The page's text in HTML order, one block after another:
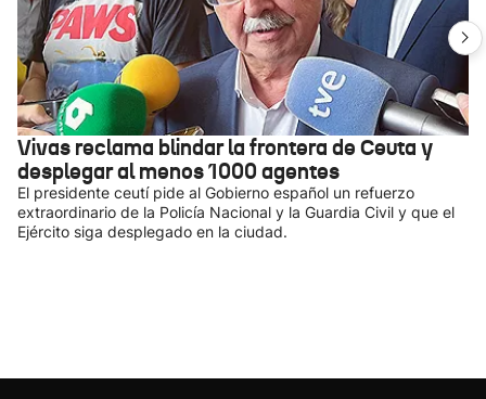
Vivas reclama blindar la frontera de Ceuta y
desplegar al menos 1000 agentes
El presidente ceutí pide al Gobierno español un refuerzo
extraordinario de la Policía Nacional y la Guardia Civil y que el
Ejército siga desplegado en la ciudad.